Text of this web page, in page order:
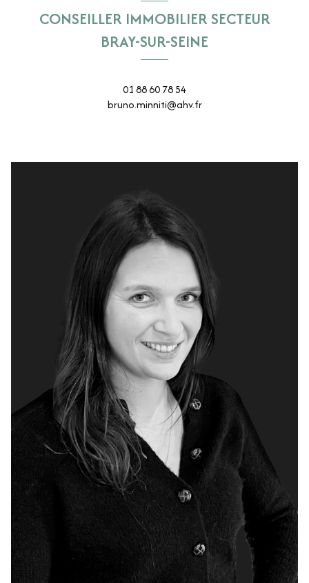
CONSEILLER IMMOBILIER SECTEUR
BRAY-SUR-SEINE
01 88 60 78 54
bruno.minniti@ahv.fr